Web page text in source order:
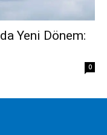
Yeni Dönem:
0